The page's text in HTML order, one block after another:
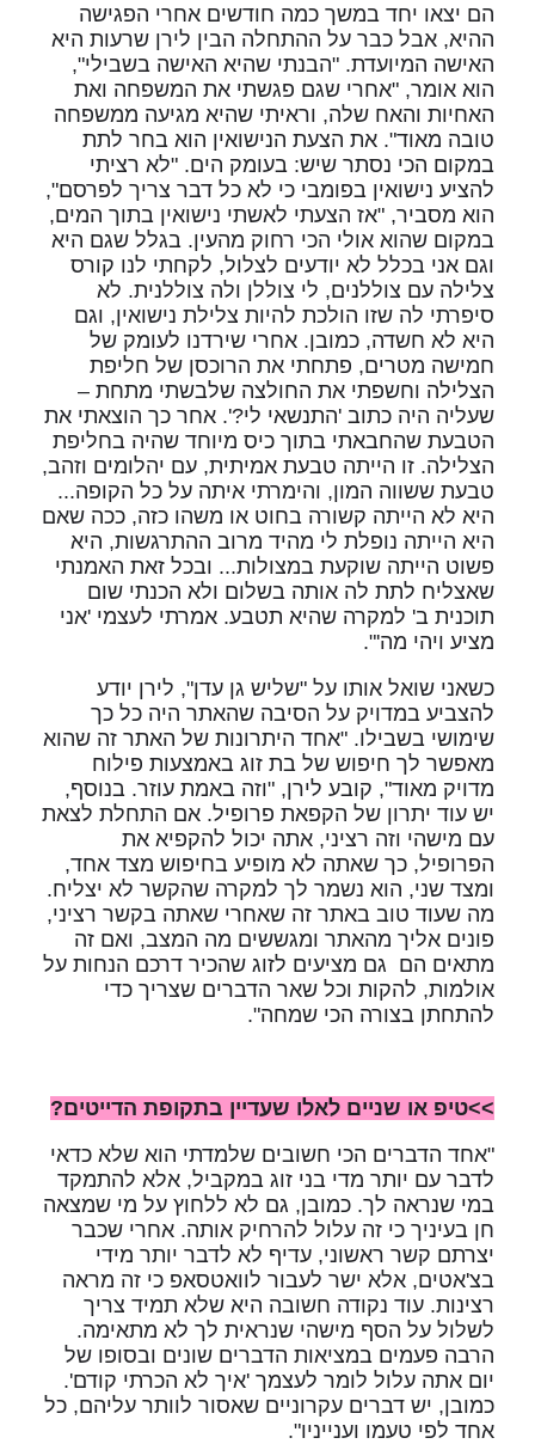
הם יצאו יחד במשך כמה חודשים אחרי הפגישה
ההיא, אבל כבר על ההתחלה הבין לירן שרעות היא
האישה המיועדת. "הבנתי שהיא האישה בשבילי",
הוא אומר, "אחרי שגם פגשתי את המשפחה ואת
האחיות והאח שלה, וראיתי שהיא מגיעה ממשפחה
טובה מאוד". את הצעת הנישואין הוא בחר לתת
במקום הכי נסתר שיש: בעומק הים. "לא רציתי
להציע נישואין בפומבי כי לא כל דבר צריך לפרסם",
הוא מסביר, "אז הצעתי לאשתי נישואין בתוך המים,
במקום שהוא אולי הכי רחוק מהעין. בגלל שגם היא
וגם אני בכלל לא יודעים לצלול, לקחתי לנו קורס
צלילה עם צוללנים, לי צוללן ולה צוללנית. לא
סיפרתי לה שזו הולכת להיות צלילת נישואין, וגם
היא לא חשדה, כמובן. אחרי שירדנו לעומק של
חמישה מטרים, פתחתי את הרוכסן של חליפת
הצלילה וחשפתי את החולצה שלבשתי מתחת –
שעליה היה כתוב 'התנשאי לי?'. אחר כך הוצאתי את
הטבעת שהחבאתי בתוך כיס מיוחד שהיה בחליפת
הצלילה. זו הייתה טבעת אמיתית, עם יהלומים וזהב,
טבעת ששווה המון, והימרתי איתה על כל הקופה...
היא לא הייתה קשורה בחוט או משהו כזה, ככה שאם
היא הייתה נופלת לי מהיד מרוב ההתרגשות, היא
פשוט הייתה שוקעת במצולות... ובכל זאת האמנתי
שאצליח לתת לה אותה בשלום ולא הכנתי שום
תוכנית ב' למקרה שהיא תטבע. אמרתי לעצמי 'אני
מציע ויהי מה'".
כשאני שואל אותו על "שליש גן עדן", לירן יודע
להצביע במדויק על הסיבה שהאתר היה כל כך
שימושי בשבילו. "אחד היתרונות של האתר זה שהוא
מאפשר לך חיפוש של בת זוג באמצעות פילוח
מדויק מאוד", קובע לירן, "וזה באמת עוזר. בנוסף,
יש עוד יתרון של הקפאת פרופיל. אם התחלת לצאת
עם מישהי וזה רציני, אתה יכול להקפיא את
הפרופיל, כך שאתה לא מופיע בחיפוש מצד אחד,
ומצד שני, הוא נשמר לך למקרה שהקשר לא יצליח.
מה שעוד טוב באתר זה שאחרי שאתה בקשר רציני,
פונים אליך מהאתר ומגששים מה המצב, ואם זה
מתאים הם גם מציעים לזוג שהכיר דרכם הנחות על
אולמות, להקות וכל שאר הדברים שצריך כדי
להתחתן בצורה הכי שמחה".
>>טיפ או שניים לאלו שעדיין בתקופת הדייטים?
"אחד הדברים הכי חשובים שלמדתי הוא שלא כדאי
לדבר עם יותר מדי בני זוג במקביל, אלא להתמקד
במי שנראה לך. כמובן, גם לא ללחוץ על מי שמצאה
חן בעיניך כי זה עלול להרחיק אותה. אחרי שכבר
יצרתם קשר ראשוני, עדיף לא לדבר יותר מידי
בצ'אטים, אלא ישר לעבור לוואטסאפ כי זה מראה
רצינות. עוד נקודה חשובה היא שלא תמיד צריך
לשלול על הסף מישהי שנראית לך לא מתאימה.
הרבה פעמים במציאות הדברים שונים ובסופו של
יום אתה עלול לומר לעצמך 'איך לא הכרתי קודם'.
כמובן, יש דברים עקרוניים שאסור לוותר עליהם, כל
אחד לפי טעמו וענייניו".